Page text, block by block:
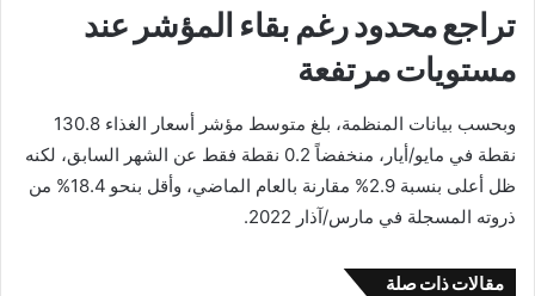
تراجع محدود رغم بقاء المؤشر عند
مستويات مرتفعة
وبحسب بيانات المنظمة، بلغ متوسط مؤشر أسعار الغذاء 130.8
نقطة في مايو/أيار، منخفضاً 0.2 نقطة فقط عن الشهر السابق، لكنه
ظل أعلى بنسبة 2.9% مقارنة بالعام الماضي، وأقل بنحو 18.4% من
ذروته المسجلة في مارس/آذار 2022.
مقالات ذات صلة